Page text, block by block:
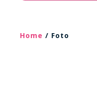
Home / Foto